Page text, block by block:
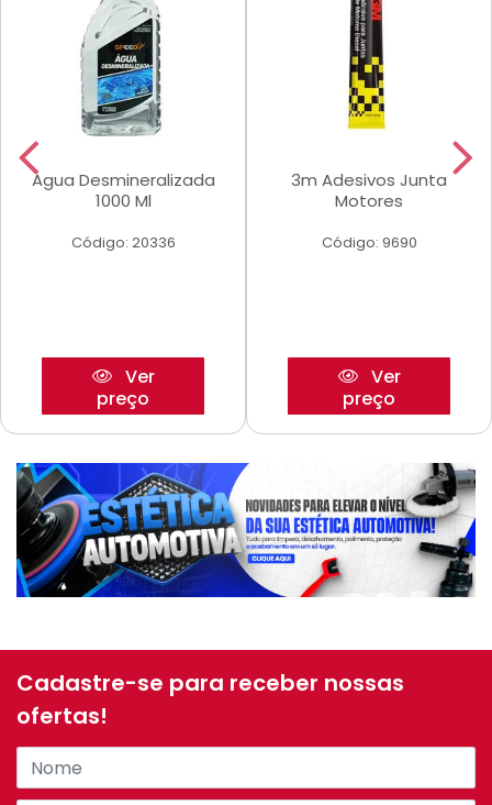
Agua Desmineralizada
1000 Ml
Código: 20336
Ver
preço
3m Adesivos Junta
Motores
Código: 9690
Ver
preço
Cadastre-se para receber nossas
ofertas!